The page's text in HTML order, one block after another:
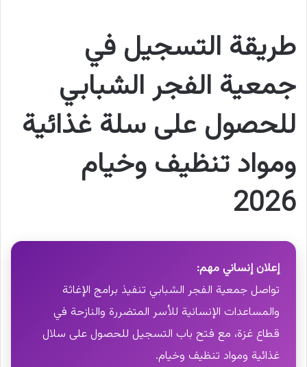
طريقة التسجيل في
جمعية الفجر الشبابي
للحصول على سلة غذائية
ومواد تنظيف وخيام
2026
إعلان إنساني مهم:
تواصل جمعية الفجر الشبابي تنفيذ برامج الإغاثة
والمساعدات الإنسانية للأسر المتضررة والنازحة في
قطاع غزة، مع فتح باب التسجيل للحصول على سلال
غذائية ومواد تنظيف وخيام.